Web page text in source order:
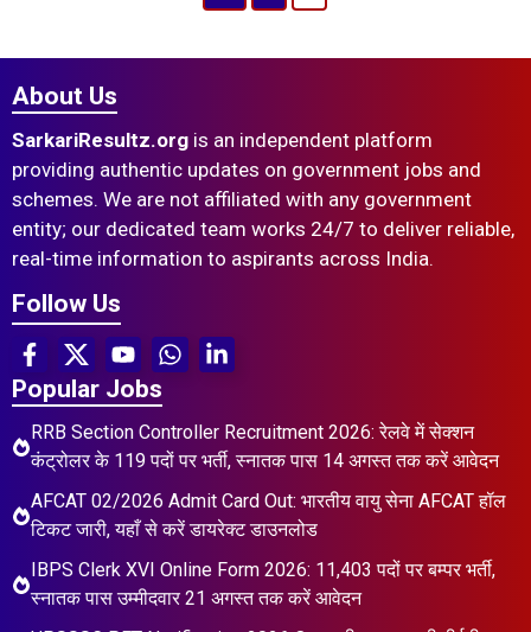
About Us
SarkariResultz.org is an independent platform
providing authentic updates on government jobs and
schemes. We are not affiliated with any government
entity; our dedicated team works 24/7 to deliver reliable,
real-time information to aspirants across India.
Follow Us
Popular Jobs
RRB Section Controller Recruitment 2026: रेलवे में सेक्शन
कंट्रोलर के 119 पदों पर भर्ती, स्नातक पास 14 अगस्त तक करें आवेदन
AFCAT 02/2026 Admit Card Out: भारतीय वायु सेना AFCAT हॉल
टिकट जारी, यहाँ से करें डायरेक्ट डाउनलोड
IBPS Clerk XVI Online Form 2026: 11,403 पदों पर बम्पर भर्ती,
स्नातक पास उम्मीदवार 21 अगस्त तक करें आवेदन